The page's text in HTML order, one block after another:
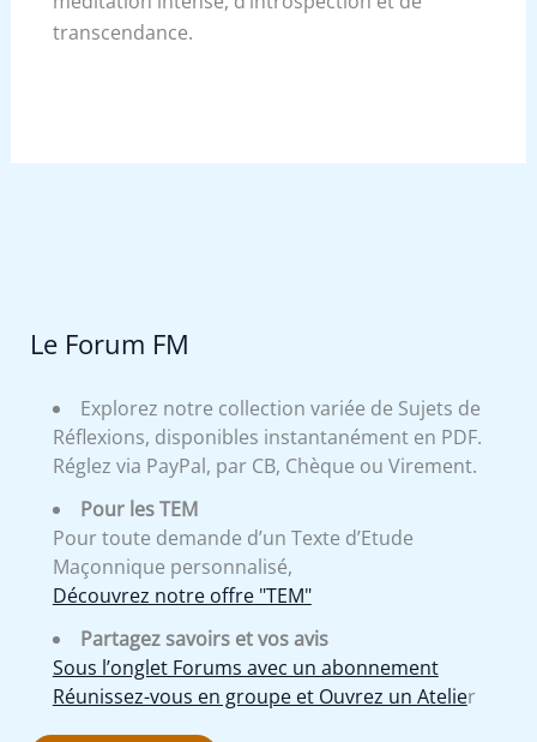
transcendance.
Le Forum FM
Explorez notre collection variée de Sujets de
Réflexions, disponibles instantanément en PDF.
Réglez via PayPal, par CB, Chèque ou Virement.
Pour les TEM
Pour toute demande d’un Texte d’Etude
Maçonnique personnalisé,
Découvrez notre offre "TEM"
Partagez savoirs et vos avis
Sous l’onglet Forums avec un abonnement
Réunissez-vous en groupe et Ouvrez un Atelier